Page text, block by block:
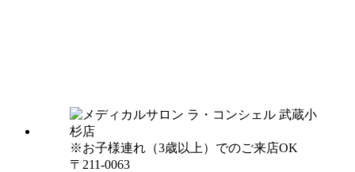
※お子様連れ（3歳以上）でのご来店OK
〒211-0063